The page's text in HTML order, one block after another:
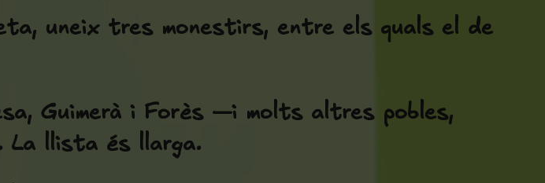
uneix tres monestirs, entre els quals el de
Guimerà i Forès —i molts altres pobles,
La llista és llarga.